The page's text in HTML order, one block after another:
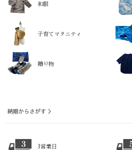
和服
子育てマタニティ
贈り物
納期からさがす ＞
3営業日